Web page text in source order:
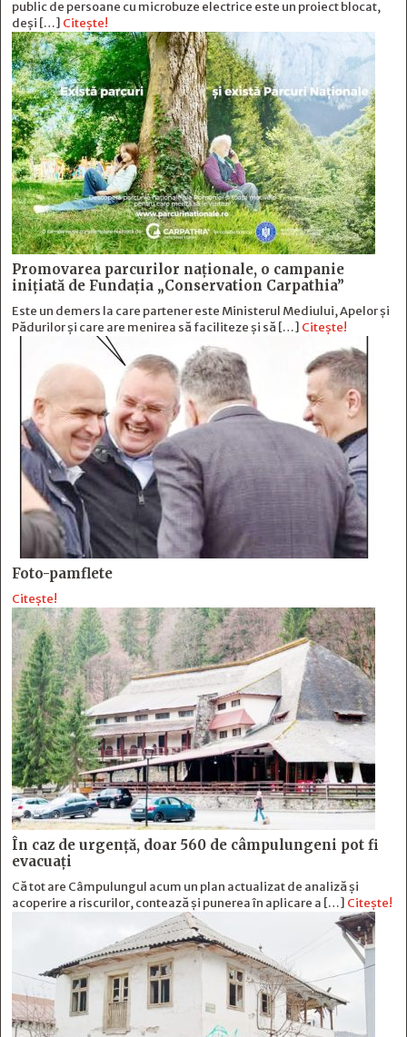
public de persoane cu microbuze electrice este un proiect blocat,
deși […] Citește!
Promovarea parcurilor naționale, o campanie
inițiată de Fundația „Conservation Carpathia”
Este un demers la care partener este Ministerul Mediului, Apelor și
Pădurilor și care are menirea să faciliteze și să […] Citește!
Foto-pamflete
Citește!
În caz de urgență, doar 560 de câmpulungeni pot fi
evacuați
Că tot are Câmpulungul acum un plan actualizat de analiză și
acoperire a riscurilor, contează și punerea în aplicare a […] Citește!